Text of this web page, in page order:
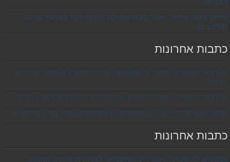
מתקן הזנה פידר: ייעול הלוגיסטיקה והבטיחות באתרי בנייה
מורכבים
כתבות אחרונות
עגורנים להשכרה: המדריך המקצועי לבחירת פתרון ההנפה לפרויקט
הבנייה
עגורנים יד שנייה: המדריך המקצועי לבחירה נכונה בפרויקט הבנייה
מתקן הזנה פידר: ייעול הלוגיסטיקה והבטיחות באתרי בנייה מורכבים
כתבות אחרונות
עגורנים להשכרה: המדריך המקצועי לבחירת פתרון ההנפה